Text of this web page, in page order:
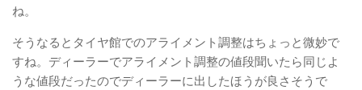
ね。
そうなるとタイヤ館でのアライメント調整はちょっと微妙で
すね。ディーラーでアライメント調整の値段聞いたら同じよ
うな値段だったのでディーラーに出したほうが良さそうで